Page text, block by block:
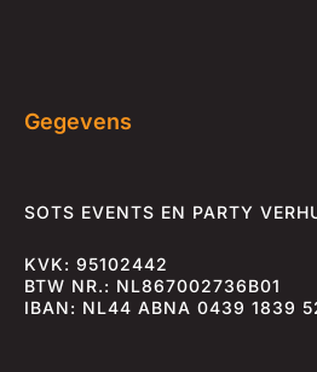
Gegevens
SOTS EVENTS EN PARTY
KVK: 95102442
BTW NR.: NL867002736B01
IBAN: NL44 ABNA 0439 1839